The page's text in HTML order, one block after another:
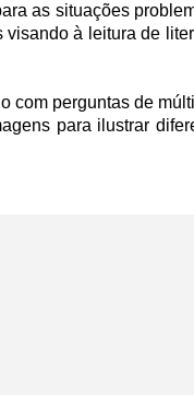
as situações
à leitura de
com perguntas de
para ilustrar